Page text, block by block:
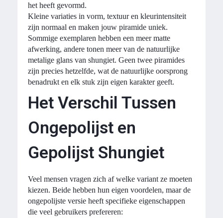
het heeft gevormd.
Kleine variaties in vorm, textuur en kleurintensiteit
zijn normaal en maken jouw piramide uniek.
Sommige exemplaren hebben een meer matte
afwerking, andere tonen meer van de natuurlijke
metalige glans van shungiet. Geen twee piramides
zijn precies hetzelfde, wat de natuurlijke oorsprong
benadrukt en elk stuk zijn eigen karakter geeft.
Het Verschil Tussen
Ongepolijst en
Gepolijst Shungiet
Veel mensen vragen zich af welke variant ze moeten
kiezen. Beide hebben hun eigen voordelen, maar de
ongepolijste versie heeft specifieke eigenschappen
die veel gebruikers prefereren: